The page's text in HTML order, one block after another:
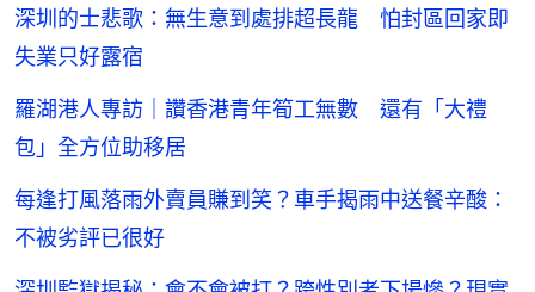
深圳的士悲歌：無生意到處排超長龍 怕封區回家即
失業只好露宿
羅湖港人專訪｜讚香港青年筍工無數 還有「大禮
包」全方位助移居
每逢打風落雨外賣員賺到笑？車手揭雨中送餐辛酸：
不被劣評已很好